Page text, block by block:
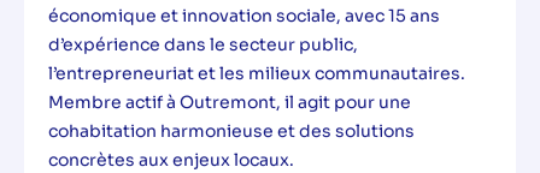
économique et innovation sociale, avec 15 ans
d’expérience dans le secteur public,
l’entrepreneuriat et les milieux communautaires.
Membre actif à Outremont, il agit pour une
cohabitation harmonieuse et des solutions
concrètes aux enjeux locaux.